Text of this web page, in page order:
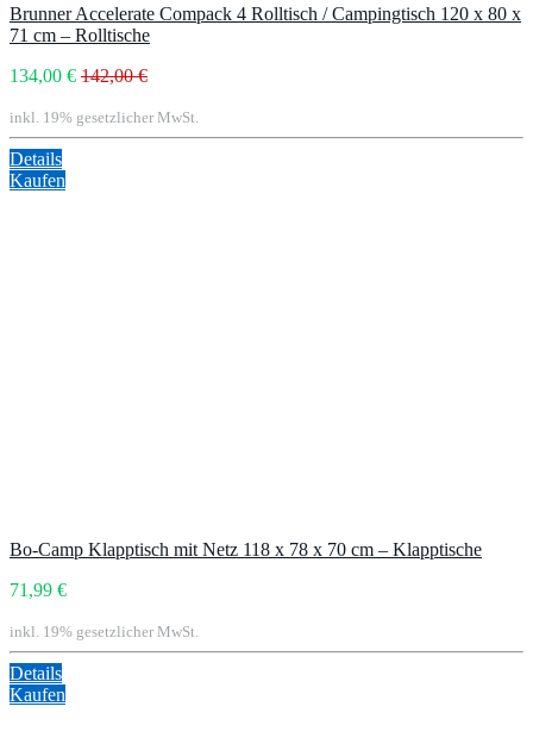
Brunner Accelerate Compack 4 Rolltisch / Campingtisch 120 x 80 x
71 cm – Rolltische
134,00 € 142,00 €
inkl. 19% gesetzlicher MwSt.
Details
Kaufen
Bo-Camp Klapptisch mit Netz 118 x 78 x 70 cm – Klapptische
71,99 €
inkl. 19% gesetzlicher MwSt.
Details
Kaufen